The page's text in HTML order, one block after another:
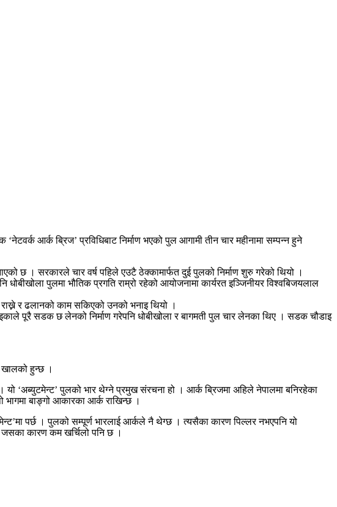
आर्क ब्रिज’ प्रविधिबाट निर्माण भएको पुल आगामी तीन चार महीनामा सम्पन्न हुने
छ । सरकारले चार वर्ष पहिले एउटै ठेक्कामार्फत दुई पुलको निर्माण शुरु गरेको थियो ।
धोबीखोला पुलमा भौतिक प्रगति राम्रो रहेको आयोजनामा कार्यरत इञ्जिनीयर विश्वबिजयलाल
र ढलानको काम सकिएको उनको भनाइ थियो ।
पूरै सडक छ लेनको निर्माण गरेपनि धोबीखोला र बागमती पुल चार लेनका थिए । सडक चौडाइ
हुन्छ ।
। यो ‘अब्युटमेन्ट’ पुलको भार थेग्ने प्रमुख संरचना हो । आर्क ब्रिजमा अहिले नेपालमा बनिरहेका
भागमा बाङ्गो आकारका आर्क राखिन्छ ।
पर्छ । पुलको सम्पूर्ण भारलाई आर्कले नै थेग्छ । त्यसैका कारण पिल्लर नभएपनि यो
जसका कारण कम खर्चिलो पनि छ ।